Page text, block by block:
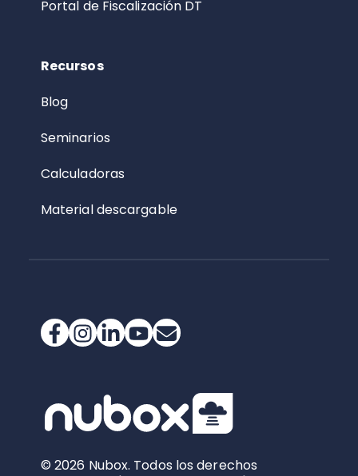
Portal de Fiscalización DT
Recursos
Blog
Seminarios
Calculadoras
Material descargable
© 2026 Nubox. Todos los derechos